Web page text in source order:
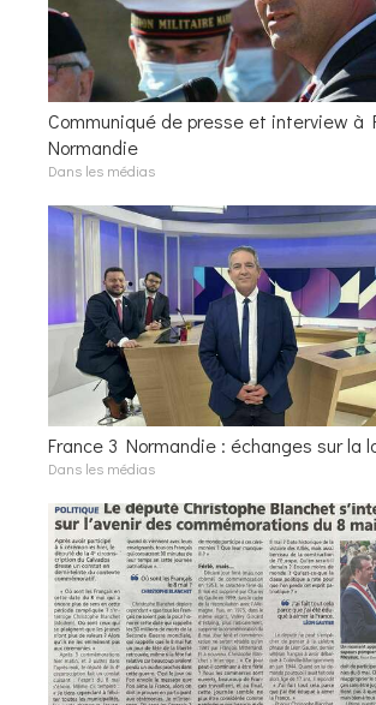
Communiqué de presse et interview à
Normandie
Dans les médias
France 3 Normandie : échanges sur la
Dans les médias